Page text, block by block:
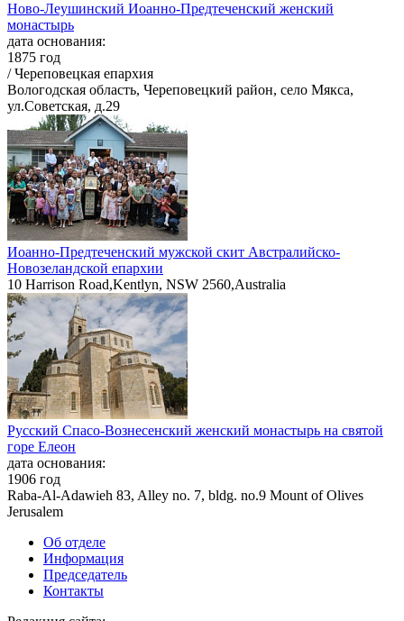
Ново-Леушинский Иоанно-Предтеченский женский
монастырь
дата основания:
1875 год
/ Череповецкая епархия
Вологодская область, Череповецкий район, село Мякса,
ул.Советская, д.29
Иоанно-Предтеченский мужской скит Австралийско-
Новозеландской епархии
10 Harrison Road,Kentlyn, NSW 2560,Australia
Русский Спасо-Вознесенский женский монастырь на святой
горе Елеон
дата основания:
1906 год
Raba-Al-Adawieh 83, Alley no. 7, bldg. no.9 Mount of Olives
Jerusalem
Об отделе
Информация
Председатель
Контакты